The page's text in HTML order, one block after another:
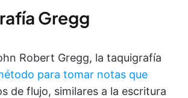
Gregg
Robert Gregg, la taquigrafía
para tomar notas que
de flujo, similares a la escritura